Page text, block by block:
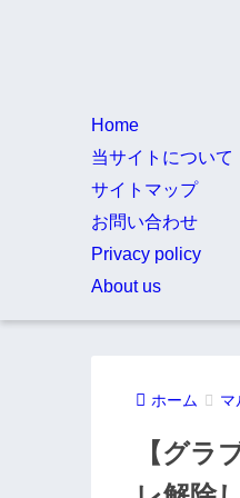
Home
当サイトについて
サイトマップ
お問い合わせ
Privacy policy
About us
ホーム マ
【グラ